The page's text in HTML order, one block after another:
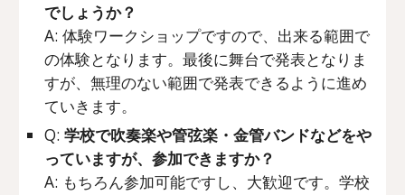
でしょうか？
A: 体験ワークショップですので、出来る範囲で
の体験となります。最後に舞台で発表となりま
すが、無理のない範囲で発表できるように進め
ていきます。
Q:学校で吹奏楽や管弦楽・金管バンドなどをや
っていますが、参加できますか？
A: もちろん参加可能ですし、大歓迎です。学校